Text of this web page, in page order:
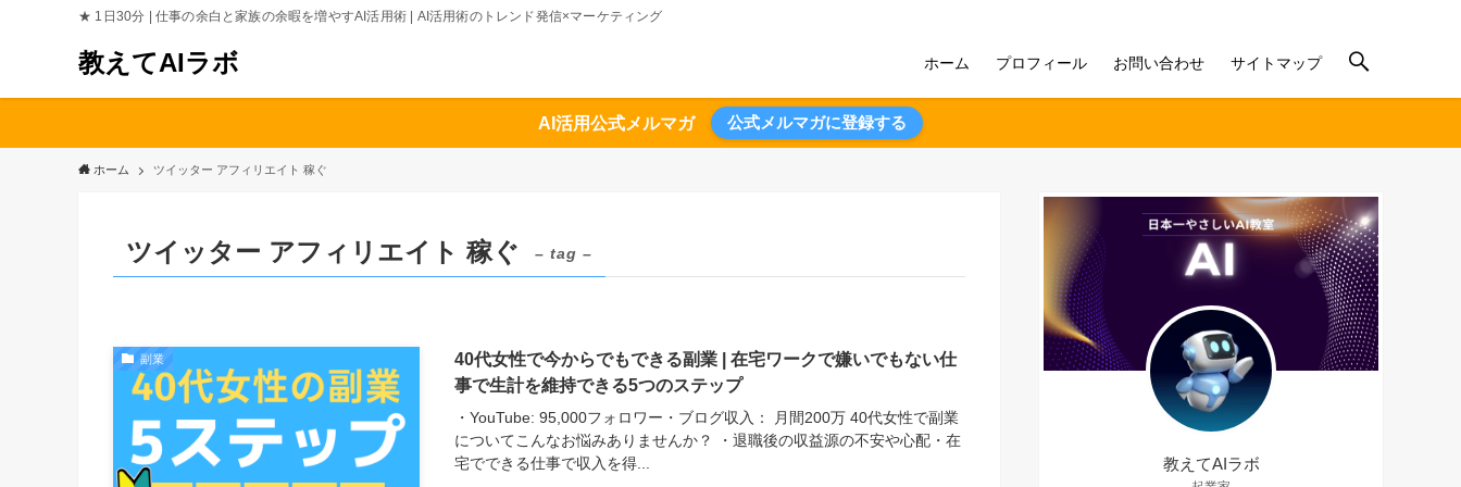
★ 1日30分 | 仕事の余白と家族の余暇を増やすAI活用術 | AI活用術のトレンド発信×マーケティング
教えてAIラボ ホーム プロフィール お問い合わせ サイトマップ
AI活用公式メルマガ 公式メルマガに登録する
ホーム ツイッター アフィリエイト 稼ぐ
ツイッター アフィリエイト 稼ぐ – tag –
副業
40代女性で今からでもできる副業 | 在宅ワークで嫌いでもない仕
事で生計を維持できる5つのステップ
・YouTube: 95,000フォロワー・ブログ収入： 月間200万 40代女性で副業
についてこんなお悩みありませんか？ ・退職後の収益源の不安や心配・在
宅でできる仕事で収入を得...
教えてAIラボ